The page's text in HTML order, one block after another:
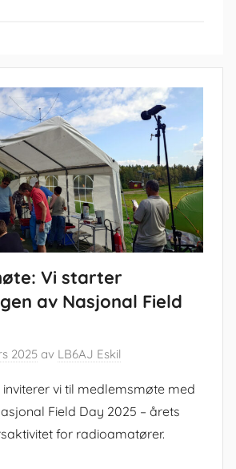
Vi starter
av Nasjonal Field
2025 av LB6AJ Eskil
vi til medlemsmøte med
Field Day 2025 – årets
for radioamatører.